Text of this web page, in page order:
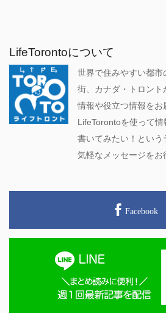
LifeTorontoについて
世界で住みやすい都市
街、カナダ・トロン
情報や役立つ情報をお
LifeTorontoを使って
書いてみたい！という
気軽なメッセージをお
Facebook